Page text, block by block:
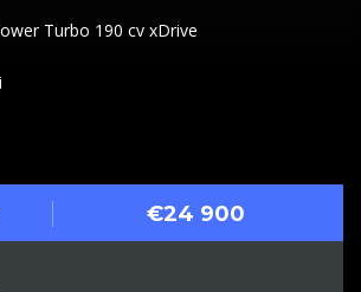
Turbo 190 cv xDrive
€24 900